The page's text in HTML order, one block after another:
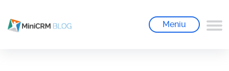
Meniu